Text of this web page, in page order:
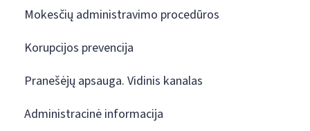
Mokesčių administravimo procedūros
Korupcijos prevencija
Pranešėjų apsauga. Vidinis kanalas
Administracinė informacija